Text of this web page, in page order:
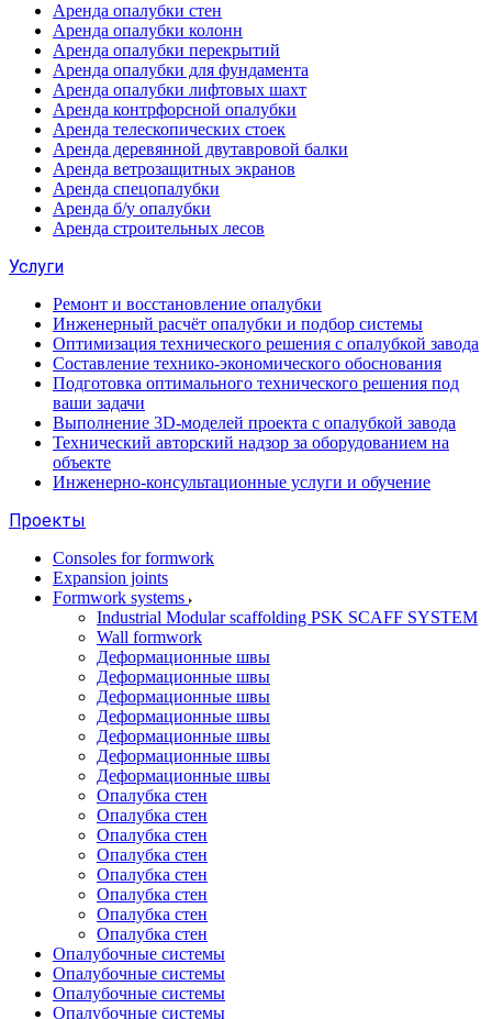
Аренда опалубки стен
Аренда опалубки колонн
Аренда опалубки перекрытий
Аренда опалубки для фундамента
Аренда опалубки лифтовых шахт
Аренда контрфорсной опалубки
Аренда телескопических стоек
Аренда деревянной двутавровой балки
Аренда ветрозащитных экранов
Аренда спецопалубки
Аренда б/у опалубки
Аренда строительных лесов
Услуги
Ремонт и восстановление опалубки
Инженерный расчёт опалубки и подбор системы
Оптимизация технического решения с опалубкой завода
Составление технико-экономического обоснования
Подготовка оптимального технического решения под
ваши задачи
Выполнение 3D-моделей проекта с опалубкой завода
Технический авторский надзор за оборудованием на
объекте
Инженерно-консультационные услуги и обучение
Проекты
Consoles for formwork
Expansion joints
Formwork systems
Industrial Modular scaffolding PSK SCAFF SYSTEM
Wall formwork
Деформационные швы
Деформационные швы
Деформационные швы
Деформационные швы
Деформационные швы
Деформационные швы
Деформационные швы
Опалубка стен
Опалубка стен
Опалубка стен
Опалубка стен
Опалубка стен
Опалубка стен
Опалубка стен
Опалубка стен
Опалубочные системы
Опалубочные системы
Опалубочные системы
Опалубочные системы